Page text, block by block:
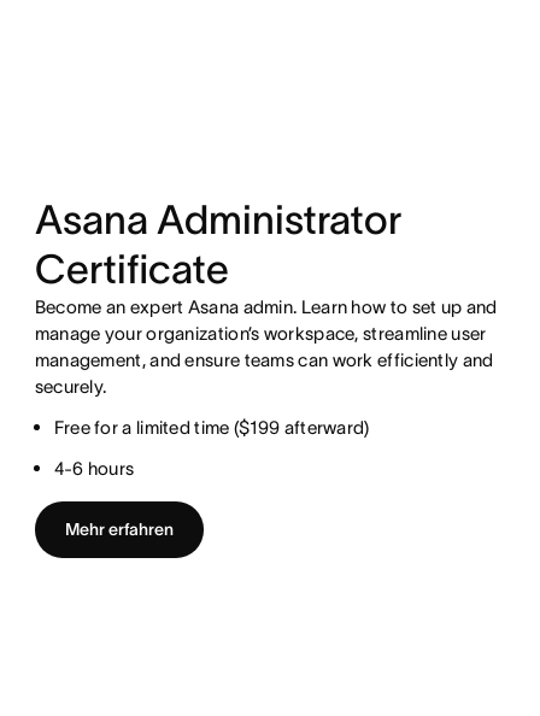
Asana Administrator
Certificate
Become an expert Asana admin. Learn how to set up and
manage your organization’s workspace, streamline user
management, and ensure teams can work efficiently and
securely.
Free for a limited time ($199 afterward)
4-6 hours
Mehr erfahren